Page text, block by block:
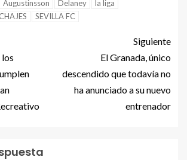
Augustinsson Delaney
la liga
SEVILLA FC
Siguiente
El Granada, único
descendido que todavía no
ha anunciado a su nuevo
entrenador